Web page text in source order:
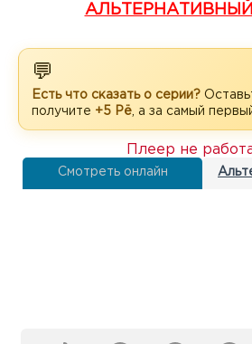
💬
Есть что сказать о серии?
получите +5 Рё , а за самый
Смотреть онлайн
Плеер не